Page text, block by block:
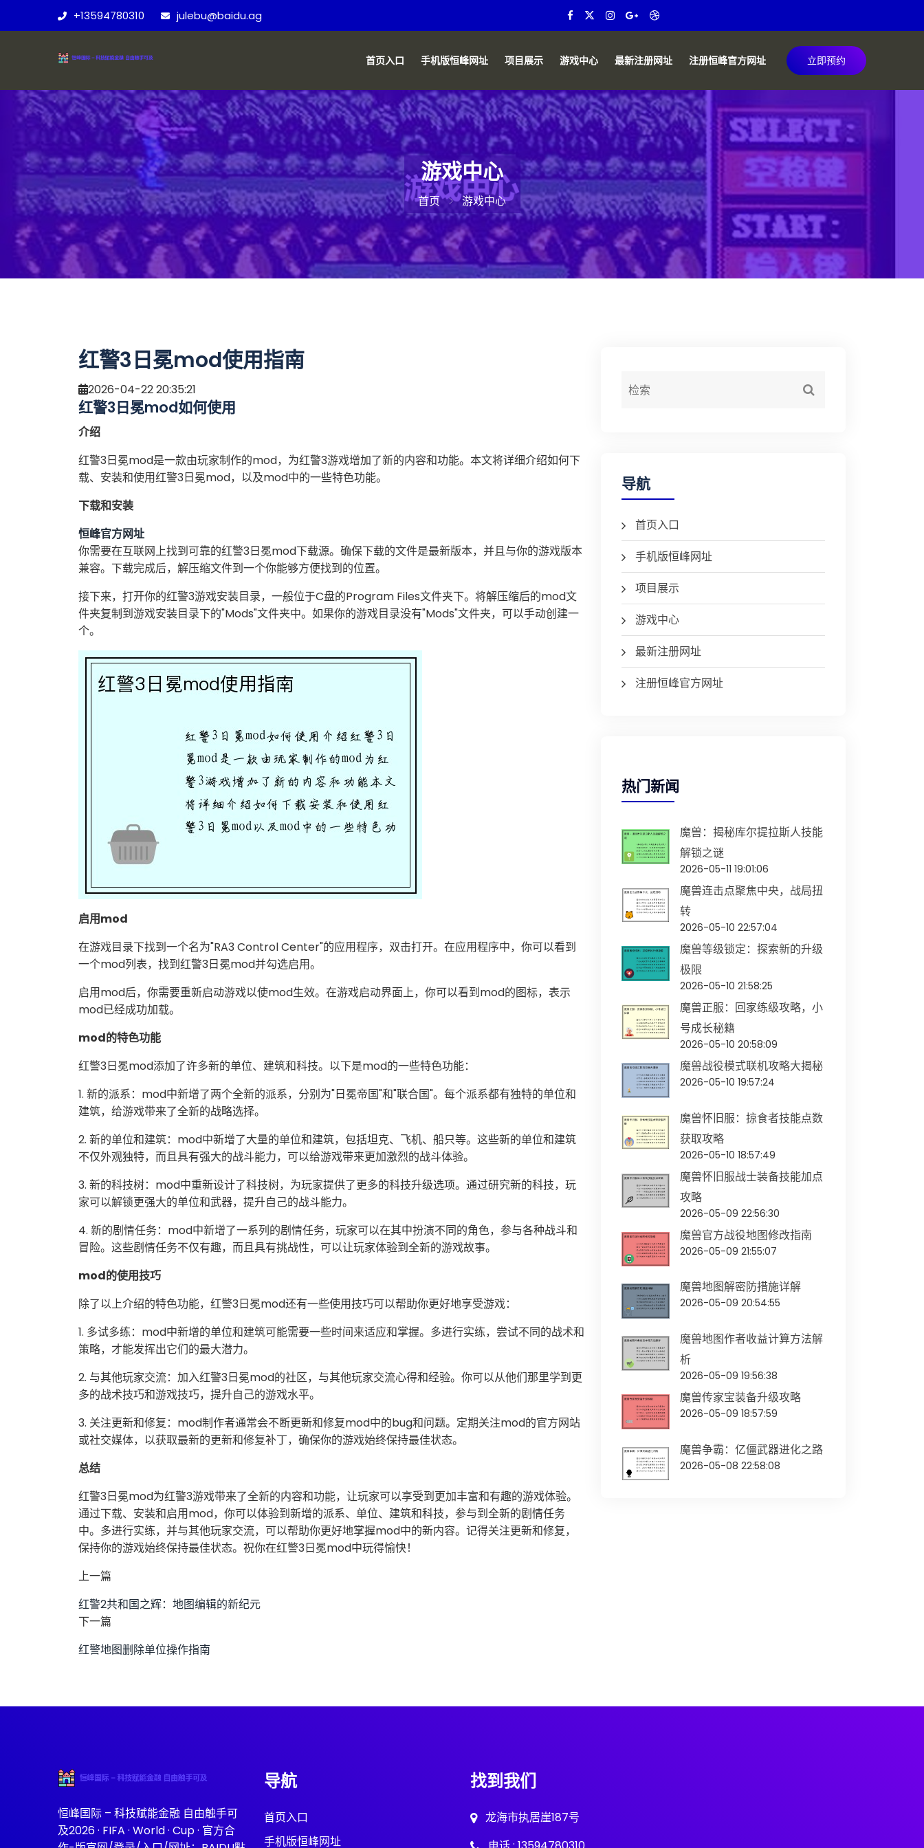
+13594780310 julebu@baidu.ag
首页入口 手机版恒峰网址 项目展示 游戏中心 最新注册网址 注册恒峰官方网址 立即预约
游戏中心
首页 游戏中心
红警3日冕mod使用指南
2026-04-22 20:35:21
红警3日冕mod如何使用
介绍
红警3日冕mod是一款由玩家制作的mod，为红警3游戏增加了新的内容和功能。本文将详细介绍如何下
载、安装和使用红警3日冕mod，以及mod中的一些特色功能。
下载和安装
恒峰官方网址
你需要在互联网上找到可靠的红警3日冕mod下载源。确保下载的文件是最新版本，并且与你的游戏版本
兼容。下载完成后，解压缩文件到一个你能够方便找到的位置。
接下来，打开你的红警3游戏安装目录，一般位于C盘的Program Files文件夹下。将解压缩后的mod文
件夹复制到游戏安装目录下的"Mods"文件夹中。如果你的游戏目录没有"Mods"文件夹，可以手动创建一
个。
启用mod
在游戏目录下找到一个名为"RA3 Control Center"的应用程序，双击打开。在应用程序中，你可以看到
一个mod列表，找到红警3日冕mod并勾选启用。
启用mod后，你需要重新启动游戏以使mod生效。在游戏启动界面上，你可以看到mod的图标，表示
mod已经成功加载。
mod的特色功能
红警3日冕mod添加了许多新的单位、建筑和科技。以下是mod的一些特色功能：
1. 新的派系：mod中新增了两个全新的派系，分别为"日冕帝国"和"联合国"。每个派系都有独特的单位和
建筑，给游戏带来了全新的战略选择。
2. 新的单位和建筑：mod中新增了大量的单位和建筑，包括坦克、飞机、船只等。这些新的单位和建筑
不仅外观独特，而且具有强大的战斗能力，可以给游戏带来更加激烈的战斗体验。
3. 新的科技树：mod中重新设计了科技树，为玩家提供了更多的科技升级选项。通过研究新的科技，玩
家可以解锁更强大的单位和武器，提升自己的战斗能力。
4. 新的剧情任务：mod中新增了一系列的剧情任务，玩家可以在其中扮演不同的角色，参与各种战斗和
冒险。这些剧情任务不仅有趣，而且具有挑战性，可以让玩家体验到全新的游戏故事。
mod的使用技巧
除了以上介绍的特色功能，红警3日冕mod还有一些使用技巧可以帮助你更好地享受游戏：
1. 多试多练：mod中新增的单位和建筑可能需要一些时间来适应和掌握。多进行实练，尝试不同的战术和
策略，才能发挥出它们的最大潜力。
2. 与其他玩家交流：加入红警3日冕mod的社区，与其他玩家交流心得和经验。你可以从他们那里学到更
多的战术技巧和游戏技巧，提升自己的游戏水平。
3. 关注更新和修复：mod制作者通常会不断更新和修复mod中的bug和问题。定期关注mod的官方网站
或社交媒体，以获取最新的更新和修复补丁，确保你的游戏始终保持最佳状态。
总结
红警3日冕mod为红警3游戏带来了全新的内容和功能，让玩家可以享受到更加丰富和有趣的游戏体验。
通过下载、安装和启用mod，你可以体验到新增的派系、单位、建筑和科技，参与到全新的剧情任务
中。多进行实练，并与其他玩家交流，可以帮助你更好地掌握mod中的新内容。记得关注更新和修复，
保持你的游戏始终保持最佳状态。祝你在红警3日冕mod中玩得愉快！
上一篇
红警2共和国之辉：地图编辑的新纪元
下一篇
红警地图删除单位操作指南
导航
首页入口
手机版恒峰网址
项目展示
游戏中心
最新注册网址
注册恒峰官方网址
热门新闻
魔兽：揭秘库尔提拉斯人技能
解锁之谜
2026-05-11 19:01:06
魔兽连击点聚焦中央，战局扭
转
2026-05-10 22:57:04
魔兽等级锁定：探索新的升级
极限
2026-05-10 21:58:25
魔兽正服：回家练级攻略，小
号成长秘籍
2026-05-10 20:58:09
魔兽战役模式联机攻略大揭秘
2026-05-10 19:57:24
魔兽怀旧服：掠食者技能点数
获取攻略
2026-05-10 18:57:49
魔兽怀旧服战士装备技能加点
攻略
2026-05-09 22:56:30
魔兽官方战役地图修改指南
2026-05-09 21:55:07
魔兽地图解密防措施详解
2026-05-09 20:54:55
魔兽地图作者收益计算方法解
析
2026-05-09 19:56:38
魔兽传家宝装备升级攻略
2026-05-09 18:57:59
魔兽争霸：亿僵武器进化之路
2026-05-08 22:58:08
恒峰国际 – 科技赋能金融 自由触手可
及2026 · FIFA · World · Cup · 官方合
导航
首页入口
手机版恒峰网址
找到我们
龙海市执居崖187号